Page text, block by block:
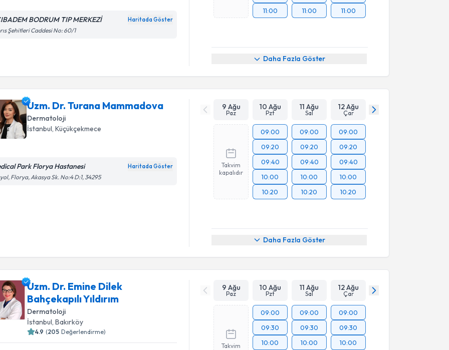
BODRUM TIP MERKEZİ Haritada Göster
Şehitleri Caddesi No: 60/1
11:00
11:00
11:00
Daha Fazla Göster
Uzm. Dr. Turana Mammadova
Dermatoloji
İstanbul ,Küçükçekmece
Park Florya Hastanesi Haritada Göster
Florya, Akasya Sk. No:4 D:1, 34295
9 Ağu
Paz
10 Ağu
Pzt
11 Ağu
Sal
12 Ağu
Çar
Takvim
kapalıdır
09:00
09:20
09:40
10:00
10:20
09:00
09:20
09:40
10:00
10:20
09:00
09:20
09:40
10:00
10:20
Daha Fazla Göster
Uzm. Dr. Emine Dilek
Bahçekapılı Yıldırım
Dermatoloji
İstanbul,Bakırköy
4.9 (205 Değerlendirme)
9 Ağu
Paz
10 Ağu
Pzt
11 Ağu
Sal
12 Ağu
Çar
Takvim
09:00
09:30
10:00
09:00
09:30
10:00
09:00
09:30
10:00